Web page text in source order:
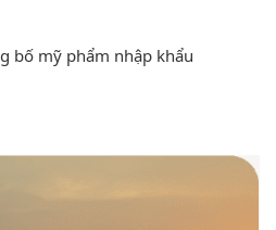
bố mỹ phẩm nhập khẩu